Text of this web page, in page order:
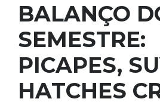
BALANÇO
SEMESTRE:
PICAPES,
HATCHES